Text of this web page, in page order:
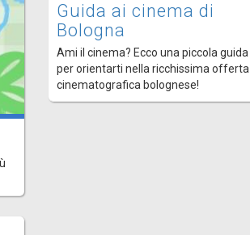
Guida ai cinema di
Bologna
Ami il cinema? Ecco una piccola guida
per orientarti nella ricchissima offerta
cinematografica bolognese!